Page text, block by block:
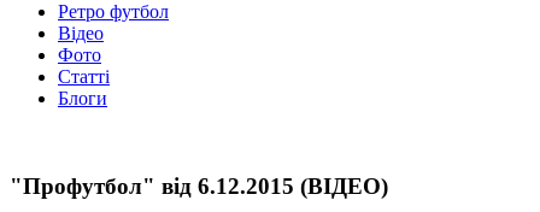
Ретро футбол
Відео
Фото
Статті
Блоги
"Профутбол" від 6.12.2015 (ВІДЕО)